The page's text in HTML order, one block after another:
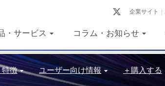
企業サイト |
・サービス コラム・お知らせ
特徴 ユーザー向け情報 ＋購入する